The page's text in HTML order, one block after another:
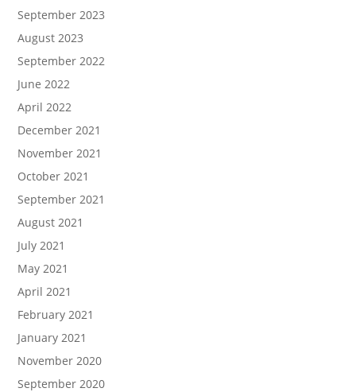
September 2023
August 2023
September 2022
June 2022
April 2022
December 2021
November 2021
October 2021
September 2021
August 2021
July 2021
May 2021
April 2021
February 2021
January 2021
November 2020
September 2020